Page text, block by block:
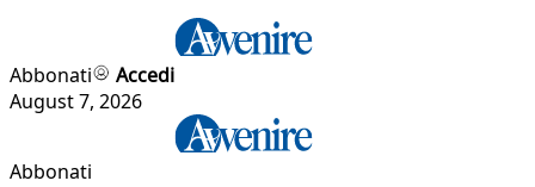
Abbonati
Accedi
August 7, 2026
Abbonati